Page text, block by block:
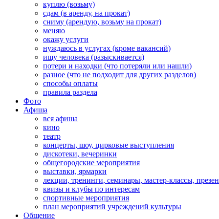
куплю (возьму)
сдам (в аренду, на прокат)
сниму (арендую, возьму на прокат)
меняю
окажу услуги
нуждаюсь в услугах (кроме вакансий)
ищу человека (разыскивается)
потери и находки (что потеряли или нашли)
разное (что не подходит для других разделов)
способы оплаты
правила раздела
Фото
Афиша
вся афиша
кино
театр
концерты, шоу, цирковые выступления
дискотеки, вечеринки
общегородские мероприятия
выставки, ярмарки
лекции, тренинги, семинары, мастер-классы,
квизы и клубы по интересам
спортивные мероприятия
план мероприятий учреждений культуры
Общение